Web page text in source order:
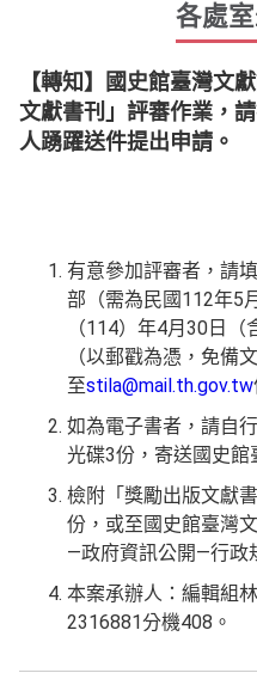
各處
【轉知】國史館臺灣文
文獻書刊」評審作業，
人踴躍送件提出申請。
有意參加評審者，請
部（需為民國112年5
（114）年4月30日
（以郵戳為憑，免備
至stila@mail.th.gov.tw
如為電子書者，請自
光碟3份，寄送國史館
檢附「獎勵出版文獻
份，或至國史館臺灣
―政府資訊公開―行政
本案承辦人：編輯組
2316881分機408。